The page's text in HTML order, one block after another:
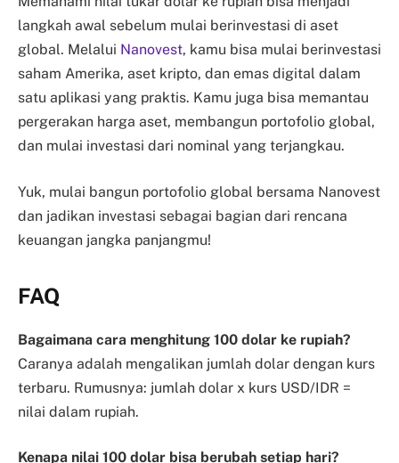
langkah awal sebelum mulai berinvestasi di aset
global. Melalui Nanovest, kamu bisa mulai berinvestasi
saham Amerika, aset kripto, dan emas digital dalam
satu aplikasi yang praktis. Kamu juga bisa memantau
pergerakan harga aset, membangun portofolio global,
dan mulai investasi dari nominal yang terjangkau.
Yuk, mulai bangun portofolio global bersama Nanovest
dan jadikan investasi sebagai bagian dari rencana
keuangan jangka panjangmu!
FAQ
Bagaimana cara menghitung 100 dolar ke rupiah?
Caranya adalah mengalikan jumlah dolar dengan kurs
terbaru. Rumusnya: jumlah dolar x kurs USD/IDR =
nilai dalam rupiah.
Kenapa nilai 100 dolar bisa berubah setiap hari?